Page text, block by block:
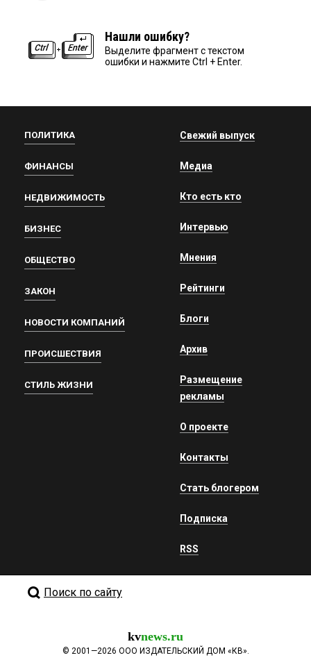
Нашли ошибку?
Выделите фрагмент с текстом
ошибки и нажмите Ctrl + Enter.
ПОЛИТИКА
ФИНАНСЫ
НЕДВИЖИМОСТЬ
БИЗНЕС
ОБЩЕСТВО
ЗАКОН
НОВОСТИ КОМПАНИЙ
ПРОИСШЕСТВИЯ
СТИЛЬ ЖИЗНИ
Свежий выпуск
Медиа
Кто есть кто
Интервью
Мнения
Рейтинги
Блоги
Архив
Размещение
рекламы
О проекте
Контакты
Стать блогером
Подписка
RSS
Поиск по сайту
kvnews.ru
© 2001—2026 ООО ИЗДАТЕЛЬСКИЙ ДОМ «КВ».